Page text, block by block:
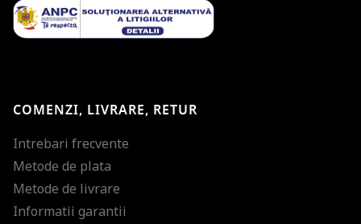
COMENZI, LIVRARE, RETUR
Intrebari frecvente
Metode de plata
Metode de livrare
Informatii garantii